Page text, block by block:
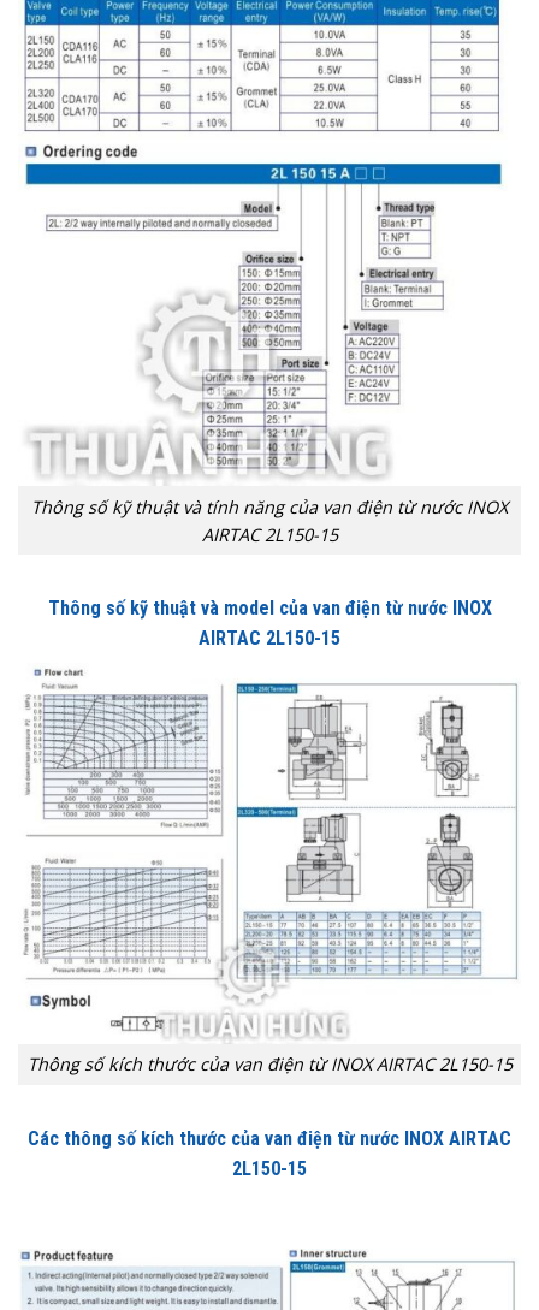
Thông số kỹ thuật và tính năng của van điện từ nước INOX
AIRTAC 2L150-15
Thông số kỹ thuật và model của van điện từ nước INOX
AIRTAC 2L150-15
Thông số kích thước của van điện từ INOX AIRTAC 2L150-15
Các thông số kích thước của van điện từ nước INOX AIRTAC
2L150-15